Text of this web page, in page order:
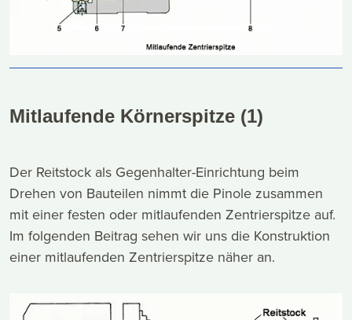
Mitlaufende Körnerspitze (1)
Der Reitstock als Gegenhalter-Einrichtung beim
Drehen von Bauteilen nimmt die Pinole zusammen
mit einer festen oder mitlaufenden Zentrierspitze auf.
Im folgenden Beitrag sehen wir uns die Konstruktion
einer mitlaufenden Zentrierspitze näher an.